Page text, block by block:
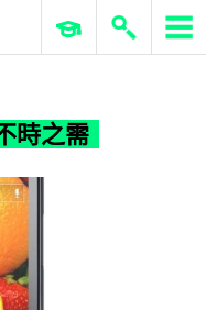
時之需
ERP 與商業 AI
時之需